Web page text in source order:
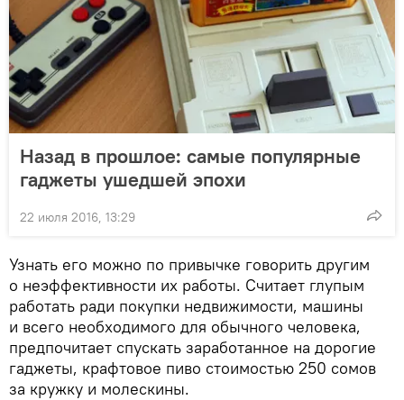
Назад в прошлое: самые популярные
гаджеты ушедшей эпохи
22 июля 2016, 13:29
Узнать его можно по привычке говорить другим
о неэффективности их работы. Считает глупым
работать ради покупки недвижимости, машины
и всего необходимого для обычного человека,
предпочитает спускать заработанное на дорогие
гаджеты, крафтовое пиво стоимостью 250 сомов
за кружку и молескины.